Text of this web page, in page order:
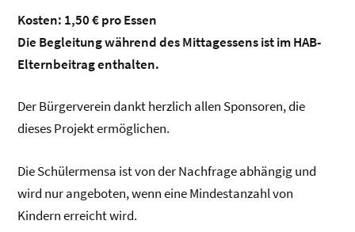
Kosten: 1,50 € pro Essen
Die Begleitung während des Mittagessens ist im HAB-
Elternbeitrag enthalten.
Der Bürgerverein dankt herzlich allen Sponsoren, die
dieses Projekt ermöglichen.
Die Schülermensa ist von der Nachfrage abhängig und
wird nur angeboten, wenn eine Mindestanzahl von
Kindern erreicht wird.